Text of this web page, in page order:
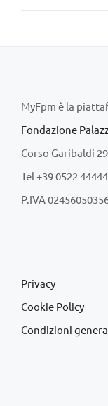
MyFpm è la
Fondazione
Corso Garibaldi
Tel +39 0522
P.IVA
Privacy
Cookie Policy
Condizioni